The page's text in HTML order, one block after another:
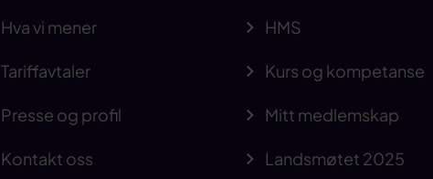
Hva vi mener HMS
Tariffavtaler Kurs og kompetanse
Presse og profil Mitt medlemskap
Kontakt oss Landsmøtet 2025